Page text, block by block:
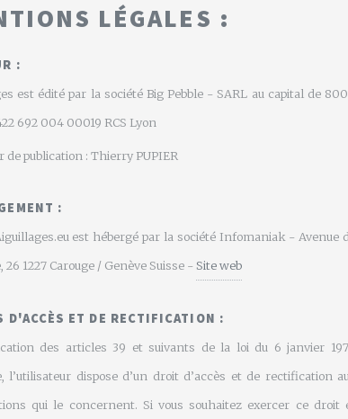
LÉGALES :
:
est édité par la société Big Pebble - SARL au capital de
692 004 00019 RCS Lyon
de publication : Thierry PUPIER
:
est hébergé par la société Infomaniak - Avenue
26 1227 Carouge / Genève Suisse -Site web
D'ACCÈS ET DE RECTIFICATION :
des articles 39 et suivants de la loi du 6 janvier
l’utilisateur dispose d’un droit d’accès et de rectification
qui le concernent. Si vous souhaitez exercer ce droit